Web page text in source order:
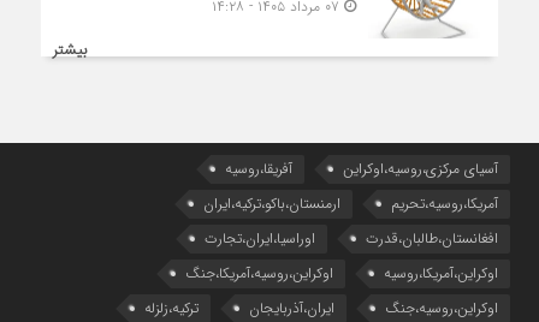
بیشتر
آسیای مرکزی،روسیه،اوکراین
آفریقا،روسیه
آمریکا،روسیه،تحریم
ارمنستان،باکو،ترکیه،ایران
افغانستان،طالبان،قدرت
اوراسیا،ایران،تجارت
اوکراین،آمریکا،روسیه
اوکراین،روسیه،آمریکا،جنگ
اوکراین،روسیه،جنگ
ایران،آذربایجان
ترکیه،زلزله